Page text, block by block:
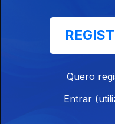
Quero
Entrar